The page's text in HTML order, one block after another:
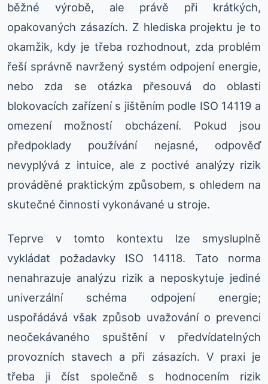
běžné výrobě, ale právě při krátkých,
opakovaných zásazích. Z hlediska projektu je to
okamžik, kdy je třeba rozhodnout, zda problém
řeší správně navržený systém odpojení energie,
nebo zda se otázka přesouvá do oblasti
blokovacích zařízení s jištěním podle ISO 14119 a
omezení možností obcházení. Pokud jsou
předpoklady používání nejasné, odpověď
nevyplývá z intuice, ale z poctivé analýzy rizik
prováděné praktickým způsobem, s ohledem na
skutečné činnosti vykonávané u stroje.
Teprve v tomto kontextu lze smysluplně
vykládat požadavky ISO 14118. Tato norma
nenahrazuje analýzu rizik a neposkytuje jediné
univerzální schéma odpojení energie;
uspořádává však způsob uvažování o prevenci
neočekávaného spuštění v předvídatelných
provozních stavech a při zásazích. V praxi je
třeba ji číst společně s hodnocením rizik